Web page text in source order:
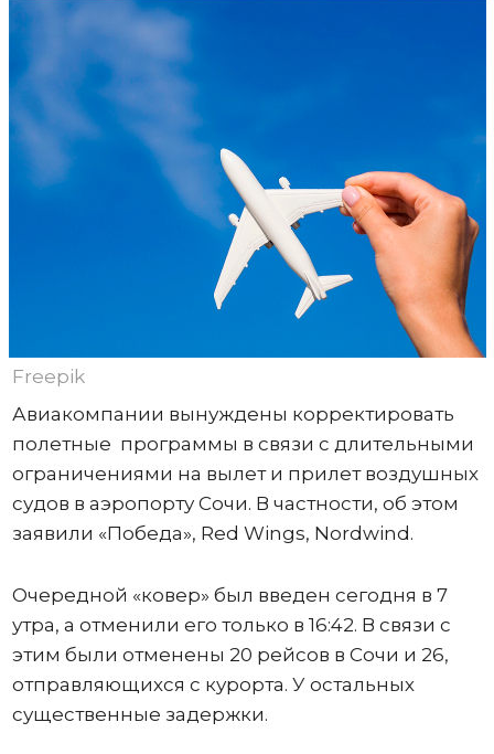
Freepik
Авиакомпании вынуждены корректировать
полетные программы в связи с длительными
ограничениями на вылет и прилет воздушных
судов в аэропорту Сочи. В частности, об этом
заявили «Победа», Red Wings, Nordwind.
Очередной «ковер» был введен сегодня в 7
утра, а отменили его только в 16:42. В связи с
этим были отменены 20 рейсов в Сочи и 26,
отправляющихся с курорта. У остальных
существенные задержки.